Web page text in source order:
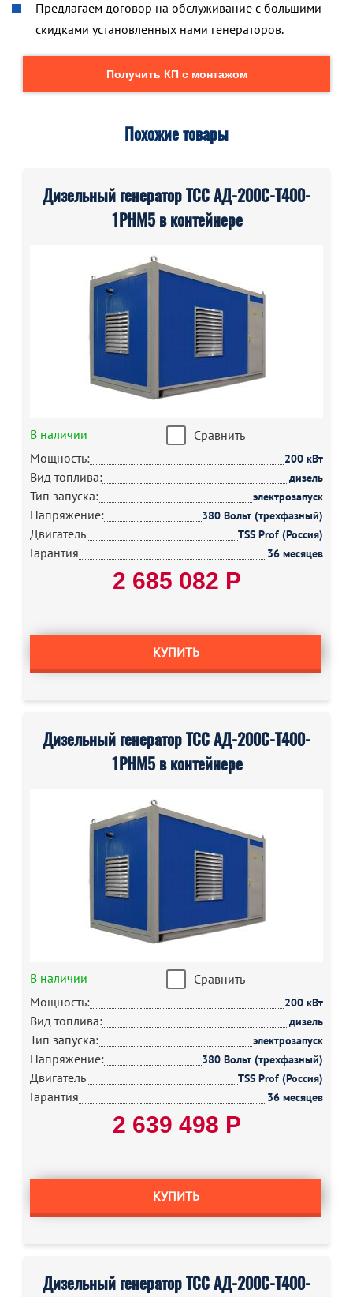
Предлагаем договор на обслуживание с большими
скидками установленных нами генераторов.
Получить КП с монтажом
Похожие товары
Дизельный генератор ТСС АД-200С-Т400-
1РНМ5 в контейнере
В наличии
Сравнить
Мощность:
200 кВт
Вид топлива: дизель
Тип запуска: электрозапуск
Напряжение: 380 Вольт (трехфазный)
Двигатель TSS Prof (Россия)
Гарантия 36 месяцев
2 685 082 Р
КУПИТЬ
Дизельный генератор ТСС АД-200С-Т400-
1РНМ5 в контейнере
В наличии
Сравнить
Мощность:
200 кВт
Вид топлива: дизель
Тип запуска: электрозапуск
Напряжение: 380 Вольт (трехфазный)
Двигатель TSS Prof (Россия)
Гарантия 36 месяцев
2 639 498 Р
КУПИТЬ
Дизельный генератор ТСС АД-200С-Т400-